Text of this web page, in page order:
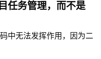
任务管理，而不是
中无法发挥作用，因为二